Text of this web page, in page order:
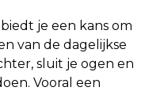
je een kans om
van de dagelijkse
sluit je ogen en
Vooral een